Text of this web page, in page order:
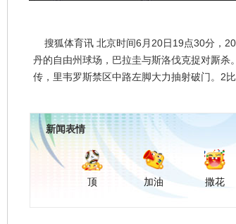
搜狐体育讯 北京时间6月20日19点30分，
丹的自由州球场，巴拉圭与斯洛伐克捉对厮
传，里韦罗斯禁区中路左脚大力抽射破门。2
新闻表情
顶 加油 撒花